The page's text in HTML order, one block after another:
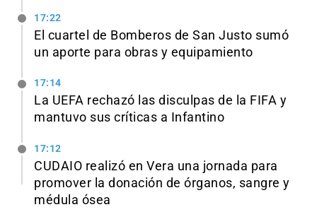
17:22
El cuartel de Bomberos de San Justo sumó
un aporte para obras y equipamiento
17:14
La UEFA rechazó las disculpas de la FIFA y
mantuvo sus críticas a Infantino
17:12
CUDAIO realizó en Vera una jornada para
promover la donación de órganos, sangre y
médula ósea